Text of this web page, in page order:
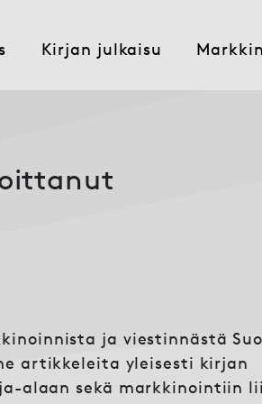
Kirjan julkaisu
ja viestinnästä
artikkeleita yleisesti kirjan
alaan sekä markkinointiin